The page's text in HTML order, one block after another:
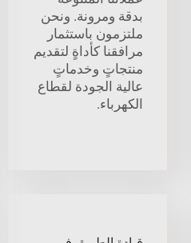
بدقة ومرونة. ونحن
ملتزمون باستثمار
مرافقنا كأداةٍ لتقديم
منتجاتٍ وخدماتٍ
عالية الجودة لقطاع
الكهرباء.